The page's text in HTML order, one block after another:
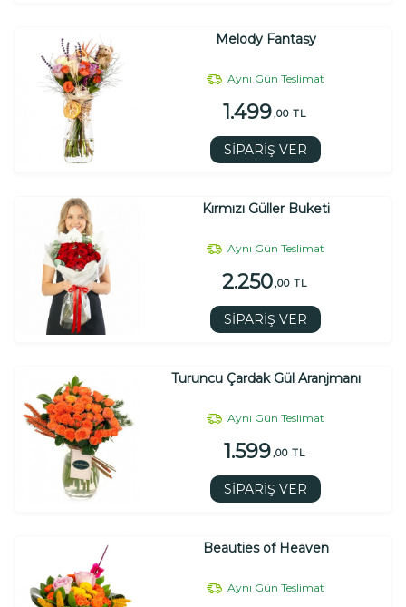
Melody Fantasy
Aynı Gün Teslimat
1.499 ,00 TL
SİPARİŞ VER
Kırmızı Güller Buketi
Aynı Gün Teslimat
2.250 ,00 TL
SİPARİŞ VER
Turuncu Çardak Gül Aranjmanı
Aynı Gün Teslimat
1.599 ,00 TL
SİPARİŞ VER
Beauties of Heaven
Aynı Gün Teslimat